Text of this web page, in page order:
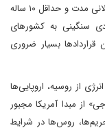
باید توجه داشت که قرارداد‌های صادرات گاز معمولا طولانی مدت و حداقل ۱۰ ساله
سنگینی به کشور‌های
قرارداد‌ها بسیار ضروری
از روسیه، اروپایی‌ها
از مبدا آمریکا مجبور
روس‌ها در شرایط